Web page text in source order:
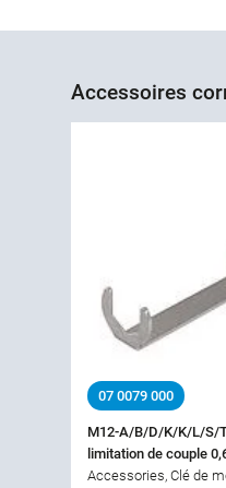
Accessoires
07 0079 000
M12-A/B/D/K/K/L/S/
limitation de couple
Accessories, Clé de